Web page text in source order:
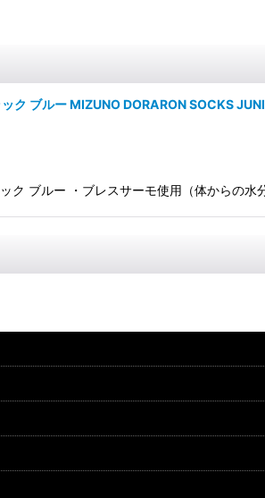
ク ブルー MIZUNO DORARON SOCKS
ク ブルー ・ブレスサーモ使用（体からの